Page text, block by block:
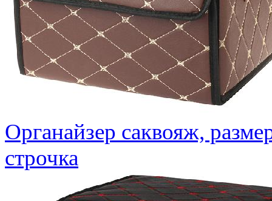
Органайзер саквояж,
строчка